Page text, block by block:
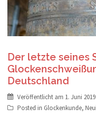
Der letzte seines
Deutschland
Veröffentlicht am 1. Juni 2019
Posted in Glockenkunde,